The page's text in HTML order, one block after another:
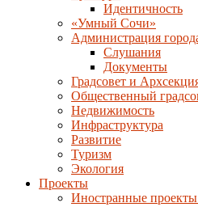
Идентичность
«Умный Сочи»
Администрация
Слушания
Документы
Градсовет и
Общественный
Недвижимость
Инфраструктура
Развитие
Туризм
Экология
Проекты
Иностранные